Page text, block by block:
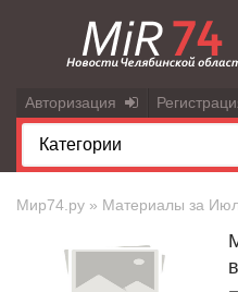
Авторизация
Мир74.ру » Материалы за